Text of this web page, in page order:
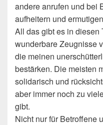
andere anrufen und bei
aufheitern und
All das gibt es in diesen
wunderbare Zeugnisse
die meinen
bestärken. Die meisten
solidarisch und
aber immer noch zu
gibt.
Nicht nur für Betroffene